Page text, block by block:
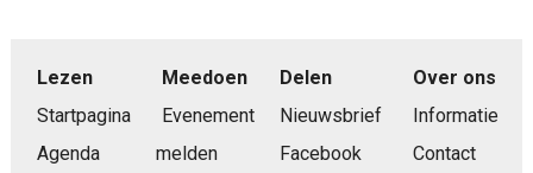
Lezen
Startpagina
Agenda
Meedoen
Evenement
melden
Delen
Nieuwsbrief
Facebook
Over ons
Informatie
Contact